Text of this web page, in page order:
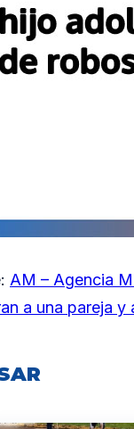
AM – Agencia
a una pareja